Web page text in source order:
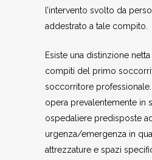
l’intervento svolto da
addestrato a tale compito.
Esiste una distinzione
compiti del primo
soccorritore professionale.
opera prevalentemente in
ospedaliere predisposte
urgenza/emergenza in
attrezzature e spazi